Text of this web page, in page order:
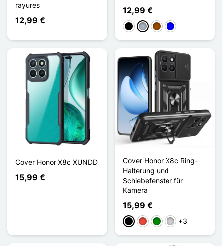
rayures
12,99 €
12,99 €
Schwarz
GrauBraunBlau
Cover Honor X8c XUNDD
15,99 €
Cover Honor X8c Ring-
Halterung und
Schiebefenster für
Kamera
15,99 €
Schwarz
Rot GrünSilber
+3